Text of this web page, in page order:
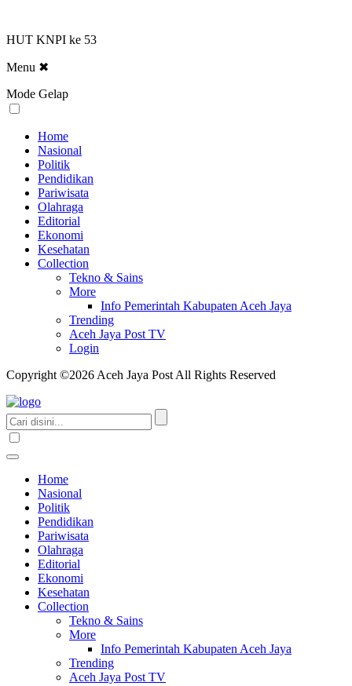
HUT KNPI ke 53
Menu ✖
Mode Gelap
Home
Nasional
Politik
Pendidikan
Pariwisata
Olahraga
Editorial
Ekonomi
Kesehatan
Collection
Tekno & Sains
More
Info Pemerintah Kabupaten Aceh Jaya
Trending
Aceh Jaya Post TV
Login
Copyright ©2026 Aceh Jaya Post All Rights Reserved
Home
Nasional
Politik
Pendidikan
Pariwisata
Olahraga
Editorial
Ekonomi
Kesehatan
Collection
Tekno & Sains
More
Info Pemerintah Kabupaten Aceh Jaya
Trending
Aceh Jaya Post TV